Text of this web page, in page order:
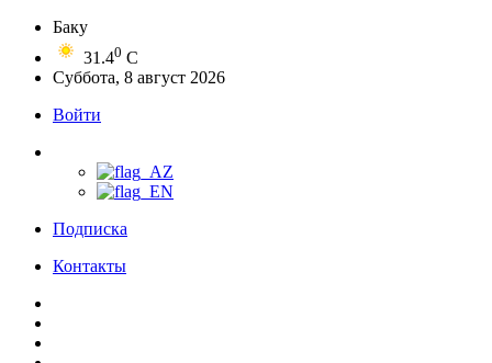
Баку
31.40 C
Суббота, 8 август 2026
Войти
Подписка
Контакты